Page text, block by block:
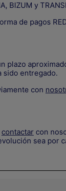
y
de pagos
sido entregado.
con
contactar con
sea por